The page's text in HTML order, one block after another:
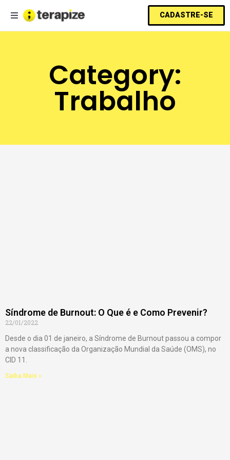
CADASTRE-SE
Category:
Trabalho
Síndrome de Burnout: O Que é e Como Prevenir?
22/01/2022
Desde o dia 01 de janeiro, a Síndrome de Burnout passou a compor
a nova classificação da Organização Mundial da Saúde (OMS), no
CID 11.
Saiba Mais »